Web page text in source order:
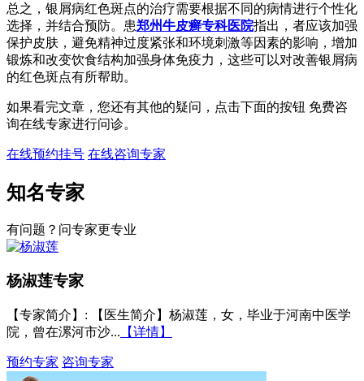
总之，银屑病红色斑点的治疗需要根据不同的病情进行个性化
选择，并结合预防。患郑州牛皮癣专科医院指出，者应该加强
保护皮肤，避免精神过度紧张和环境刺激等因素的影响，增加
锻炼和改变饮食结构加强身体免疫力，这些可以对改善银屑病
的红色斑点有所帮助。
如果看完文章，您还有其他的疑问，点击下面的按钮 免费咨
询在线专家进行问诊。
在线预约挂号 在线咨询专家
知名专家
有问题？问专家更专业
杨淑莲专家
【专家简介】 : 【医生简介】杨淑莲，女，毕业于河南中医学
院，曾在漯河市沙... 【详情】
预约专家 咨询专家